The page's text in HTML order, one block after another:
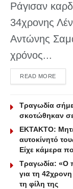
Ράγισαν
34χρονης
Αντώνης
χρόνος...
READ MORE
Τραγωδία
σκοτώθηκαν
ΕΚΤΑΚΤΟ:
αυτοκίνητό
Είχε κάμερα
Τραγωδία: «Ο
για τη
τη φίλη της